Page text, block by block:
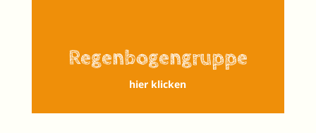
Regenbogengruppe
hier klicken